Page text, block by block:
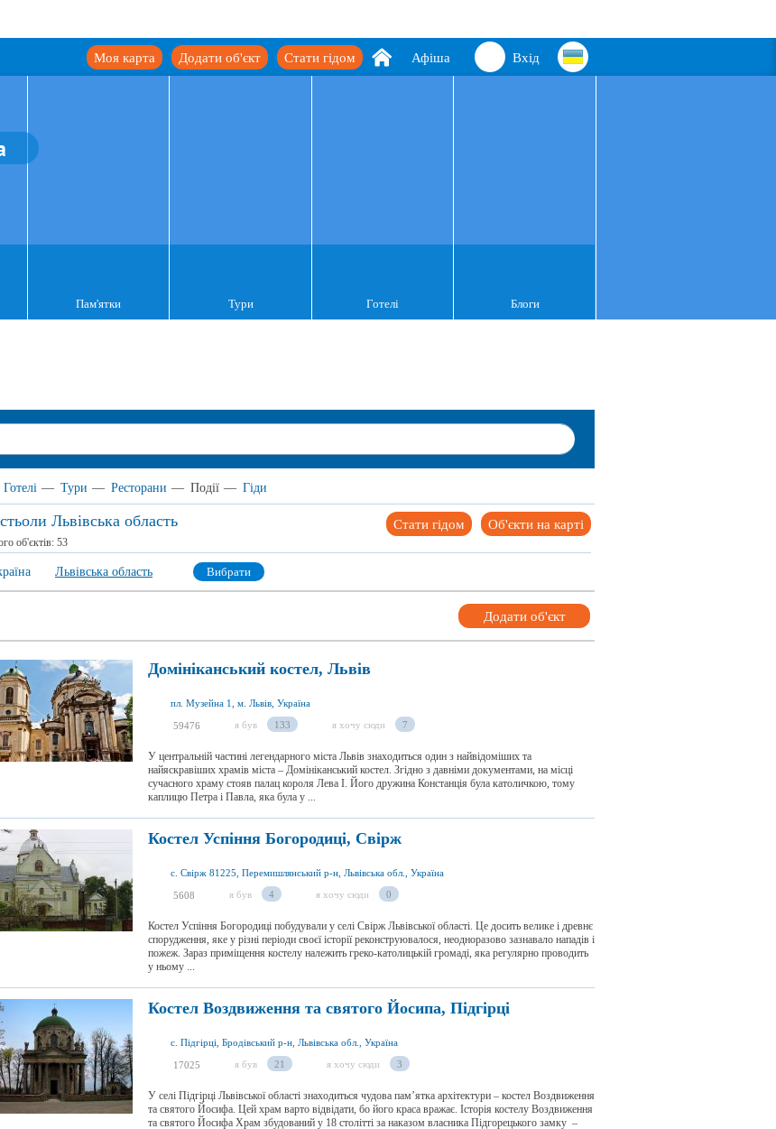
Вхід
Афіша
Стати гідом
Додати об'єкт
Моя карта
Пам'ятки Тури Готелі Блоги
Готелі — Тури — Ресторани — Події — Гіди
Львівська область Об'єкти на карті
Стати гідом
об'єктів: 53
Львівська область Вибрати
Додати об'єкт
Домініканський костел, Львів
пл. Музейна 1, м. Львів, Україна
59476 я був 133 я хочу сюди 7
У центральній частині легендарного міста Львів знаходиться один з найвідоміших та
найяскравіших храмів міста – Домініканський костел. Згідно з давніми документами, на місці
сучасного храму стояв палац короля Лева І. Його дружина Констанція була католичкою, тому
каплицю Петра і Павла, яка була у ...
Костел Успіння Богородиці, Свірж
c. Свірж 81225, Перемишлянський р-н, Львівська обл., Україна
5608 я був 4 я хочу сюди 0
Костел Успіння Богородиці побудували у селі Свірж Львівської області. Це досить велике і древнє
спорудження, яке у різні періоди своєї історії реконструювалося, неодноразово зазнавало нападів і
пожеж. Зараз приміщення костелу належить греко-католицькій громаді, яка регулярно проводить
у ньому ...
Костел Воздвиження та святого Йосипа, Підгірці
с. Підгірці, Бродівський р-н, Львівська обл., Україна
17025 я був 21 я хочу сюди 3
У селі Підгірці Львівської області знаходиться чудова пам’ятка архітектури – костел Воздвиження
та святого Йосифа. Цей храм варто відвідати, бо його краса вражає. Історія костелу Воздвиження
та святого Йосифа Храм збудований у 18 столітті за наказом власника Підгорецького замку –